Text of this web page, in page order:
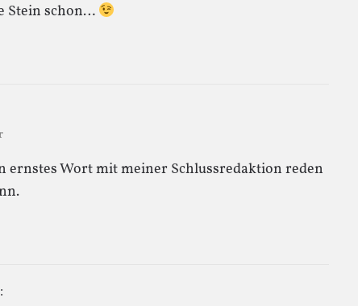
Stein schon…
ernstes Wort mit meiner Schlussredaktion reden